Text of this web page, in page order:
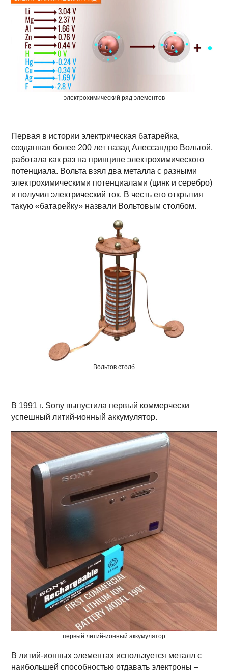
электрохимический ряд элементов
Первая в истории электрическая батарейка,
созданная более 200 лет назад Алессандро Вольтой,
работала как раз на принципе электрохимического
потенциала. Вольта взял два металла с разными
электрохимическими потенциалами (цинк и серебро)
и получилэлектрический ток. В честь его открытия
такую «батарейку» назвали Вольтовым столбом.
Вольтов столб
В 1991 г. Sony выпустила первый коммерчески
успешный литий-ионный аккумулятор.
первый литий-ионный аккумулятор
В литий-ионных элементах используется металл с
наибольшей способностью отдавать электроны –